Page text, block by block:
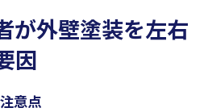
が外壁塗装を左右
因
意点